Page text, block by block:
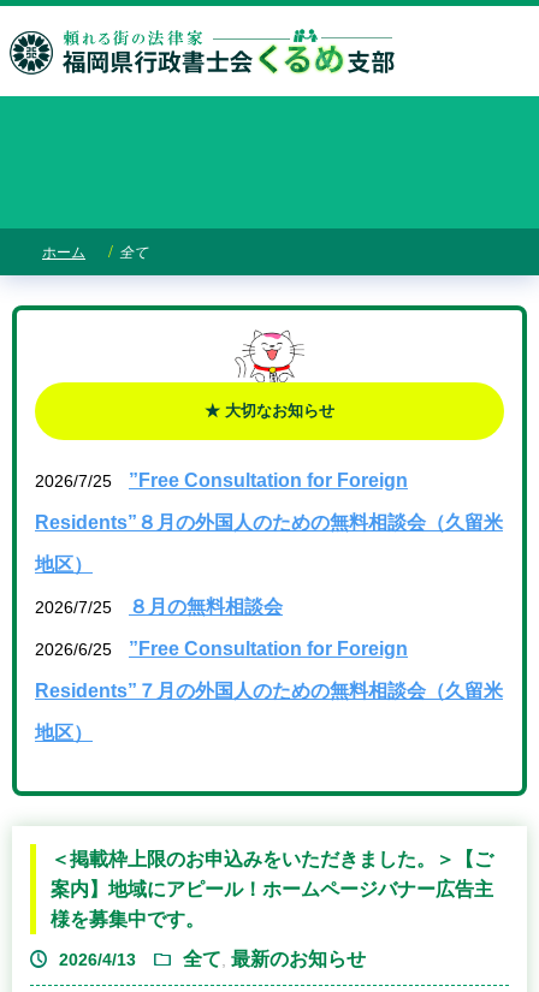
ホーム 全て
★ 大切なお知らせ
2026/7/25 ”Free Consultation for Foreign
Residents”８月の外国人のための無料相談会（久留米
地区）
2026/7/25 ８月の無料相談会
2026/6/25 ”Free Consultation for Foreign
Residents”７月の外国人のための無料相談会（久留米
地区）
＜掲載枠上限のお申込みをいただきました。＞【ご
案内】地域にアピール！ホームページバナー広告主
様を募集中です。
2026/4/13 全て 最新のお知らせ